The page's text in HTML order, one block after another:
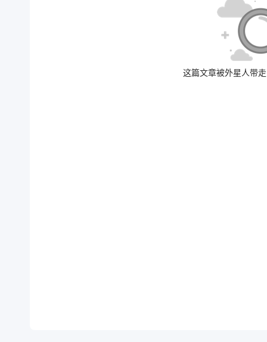
这篇文章被外星人带